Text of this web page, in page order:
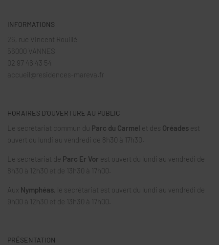
INFORMATIONS
26, rue Vincent Rouillé
56000 VANNES
02 97 46 43 54
accueil@residences-mareva.fr
HORAIRES D’OUVERTURE AU PUBLIC
Le secrétariat commun du Parc du Carmel et des Oréades est
ouvert du lundi au vendredi de 8h30 à 17h30.
Le secrétariat de Parc Er Vor est ouvert du lundi au vendredi de
8h30 à 12h30 et de 13h30 à 17h00.
Aux Nymphéas , le secrétariat est ouvert du lundi au vendredi de
9h00 à 12h30 et de 13h30 à 17h00.
PRÉSENTATION